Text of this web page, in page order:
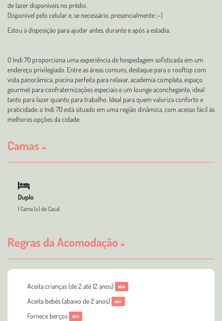
de lazer disponíveis no prédio.
Disponível pelo celular e, se necessário, presencialmente ;-)
Estou à disposição para ajudar antes, durante e após a estadia.
O Indi 70 proporciona uma experiência de hospedagem sofisticada em um
endereço privilegiado. Entre as áreas comuns, destaque para o rooftop com
vista panorâmica, piscina perfeita para relaxar, academia completa, espaço
gourmet para confraternizações especiais e um lounge aconchegante, ideal
tanto para lazer quanto para trabalho. Ideal para quem valoriza conforto e
praticidade, o Indi 70 está situado em uma região dinâmica, com acesso fácil às
melhores opções da cidade.
Camas
Duplo
1 Cama (s) de Casal
Regras da Acomodação
Aceita crianças (de 2 até 12 anos) sim
Aceita bebês (abaixo de 2 anos) sim
Fornece berços sim